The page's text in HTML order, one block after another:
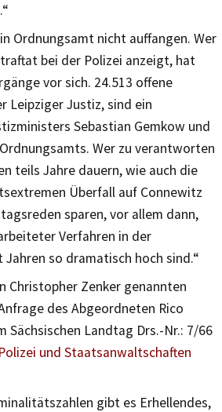
Ordnungsamt nicht auffangen. Wer
bei der Polizei anzeigt, hat
vor sich. 24.513 offene
Leipziger Justiz, sind ein
Sebastian Gemkow und
Wer zu verantworten
teils Jahre dauern, wie auch die
Überfall auf Connewitz
sparen, vor allem dann,
Verfahren in der
so dramatisch hoch sind.“
Christopher Zenker genannten
des Abgeordneten Rico
Sächsischen Landtag Drs.-Nr.: 7/66
und Staatsanwaltschaften
gibt es Erhellendes,